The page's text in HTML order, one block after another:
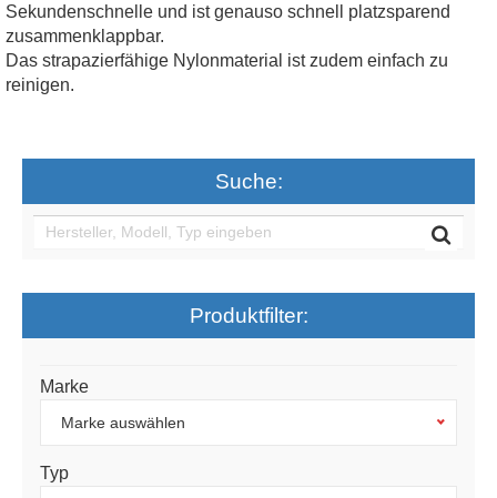
Sekundenschnelle und ist genauso schnell platzsparend
zusammenklappbar.
Das strapazierfähige Nylonmaterial ist zudem einfach zu
reinigen.
Suche:
Produktfilter:
Marke
Marke auswählen
Typ